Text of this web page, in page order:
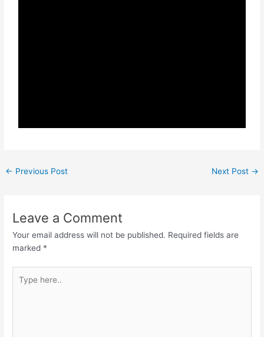
← Previous Post Next Post →
Leave a Comment
Your email address will not be published. Required fields are
marked *
here..